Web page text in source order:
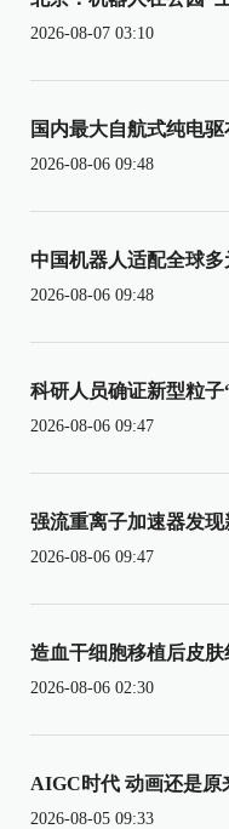
2026-08-07 03:10
国内最大自航式纯电
2026-08-06 09:48
中国机器人适配全球
2026-08-06 09:48
科研人员确证新型粒子
2026-08-06 09:47
强流重离子加速器发现
2026-08-06 09:47
造血干细胞移植后皮
2026-08-06 02:30
AIGC时代 动画还是原
2026-08-05 09:33